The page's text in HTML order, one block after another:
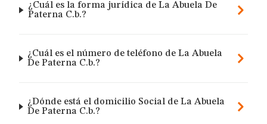
¿Cuál es la forma jurídica de La Abuela De
Paterna C.b.?
¿Cuál es el número de teléfono de La Abuela
De Paterna C.b.?
¿Dónde está el domicilio Social de La Abuela
De Paterna C.b.?